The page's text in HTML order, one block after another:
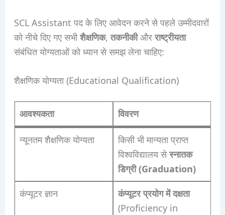
SCL Assistant पद के लिए आवेदन करने से पहले उम्मीदवारों
को नीचे दिए गए सभीशैक्षणिक,तकनीकीऔरराष्ट्रीयता
संबंधित योग्यताओं को ध्यान से समझ लेना चाहिए:
शैक्षणिक योग्यता (Educational Qualification)
आवश्यकता विवरण
न्यूनतम शैक्षणिक योग्यता
किसी भी मान्यता प्राप्त
विश्वविद्यालय सेस्नातक
डिग्री (Graduation)
कंप्यूटर ज्ञान
कंप्यूटर प्रयोग में दक्षता
(Proficiency in